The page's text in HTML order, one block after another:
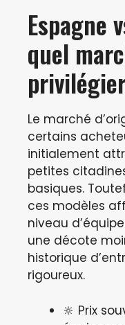
Espagne
quel
Le marché
certains
initialement
petites
basiques.
ces modèles
niveau
une décote
historique
rigoureux.
🔆 Prix